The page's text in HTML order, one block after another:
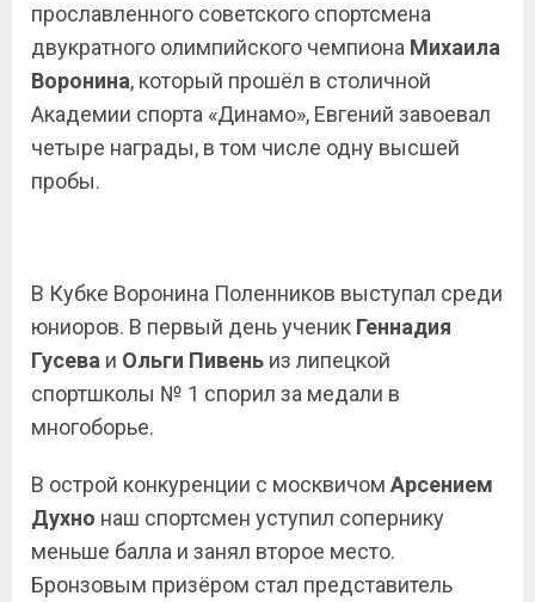
прославленного советского спортсмена
двукратного олимпийского чемпиона Михаила
Воронина, который прошёл в столичной
Академии спорта «Динамо», Евгений завоевал
четыре награды, в том числе одну высшей
пробы.
В Кубке Воронина Поленников выступал среди
юниоров. В первый день ученик Геннадия
Гусева и Ольги Пивень из липецкой
спортшколы № 1 спорил за медали в
многоборье.
В острой конкуренции с москвичом Арсением
Духно наш спортсмен уступил сопернику
меньше балла и занял второе место.
Бронзовым призёром стал представитель